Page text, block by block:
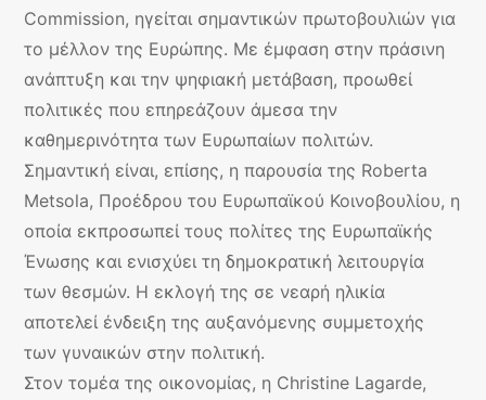
Commission, ηγείται σημαντικών πρωτοβουλιών για
το μέλλον της Ευρώπης. Με έμφαση στην πράσινη
ανάπτυξη και την ψηφιακή μετάβαση, προωθεί
πολιτικές που επηρεάζουν άμεσα την
καθημερινότητα των Ευρωπαίων πολιτών.
Σημαντική είναι, επίσης, η παρουσία της Roberta
Metsola, Προέδρου του Ευρωπαϊκού Κοινοβουλίου, η
οποία εκπροσωπεί τους πολίτες της Ευρωπαϊκής
Ένωσης και ενισχύει τη δημοκρατική λειτουργία
των θεσμών. Η εκλογή της σε νεαρή ηλικία
αποτελεί ένδειξη της αυξανόμενης συμμετοχής
των γυναικών στην πολιτική.
Στον τομέα της οικονομίας, η Christine Lagarde,